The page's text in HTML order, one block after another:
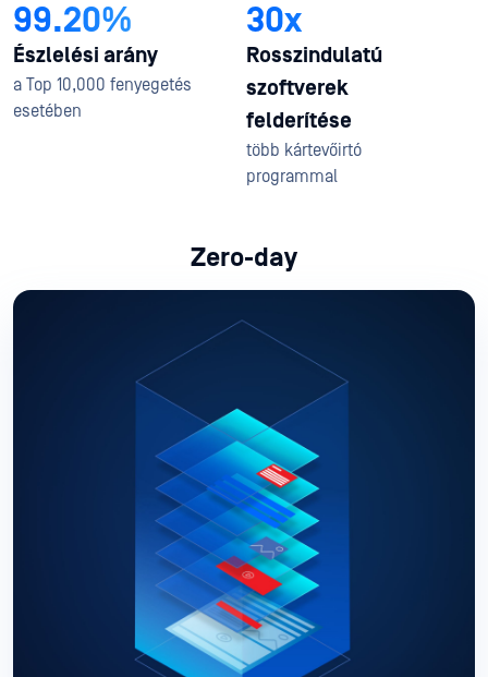
99.20%
Észlelési arány
a Top 10,000 fenyegetés
esetében
30x
Rosszindulatú
szoftverek
felderítése
több kártevőirtó
programmal
Zero-day